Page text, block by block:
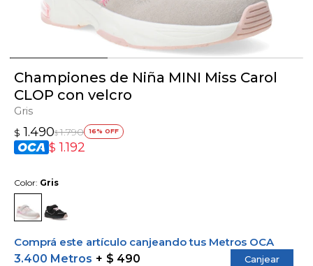
Championes de Niña MINI Miss Carol
CLOP con velcro
Gris
$ 1.490$ 1.790 16
$ 1.192
Color: Gris
Comprá este artículo canjeando tus Metros OCA
3.400 Metros
$ 490 Canjear